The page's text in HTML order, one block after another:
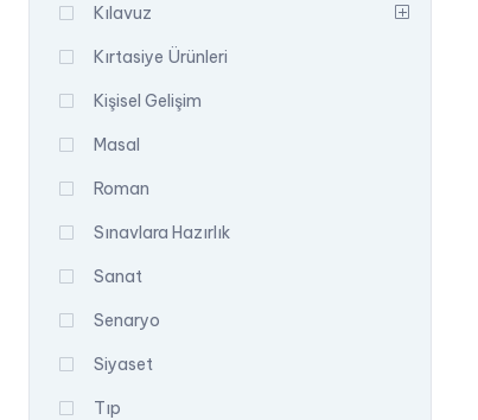
Kılavuz
Kırtasiye Ürünleri
Kişisel Gelişim
Masal
Roman
Sınavlara Hazırlık
Sanat
Senaryo
Siyaset
Tıp